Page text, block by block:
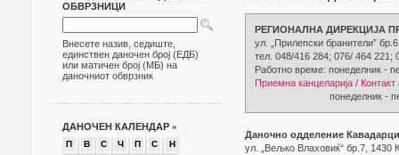
ОБВРЗНИЦИ
Внесете назив, седиште,
единствен даночен број (ЕДБ)
или матичен број (МБ) на
даночниот обврзник
ДАНОЧЕН КАЛЕНДАР »
П В С Ч П С
Н
РЕГИОНАЛНА ДИРЕКЦИЈА
ул. „Прилепски бранители”
тел. 048/416 284; 076/ 464 221;
Работно време: понеделник -
Приемна канцеларија / Контакт
понеделник - петок
Даночно одделение Кавадарци
ул. „Вељко Влаховиќ“ бр.7, 1430